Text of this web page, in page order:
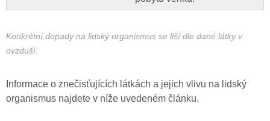
Konkrétní dopady na lidský organismus se liší dle dané látky v
ovzduší.
Informace o znečisťujících látkách a jejich vlivu na lidský
organismus najdete v níže uvedeném článku.